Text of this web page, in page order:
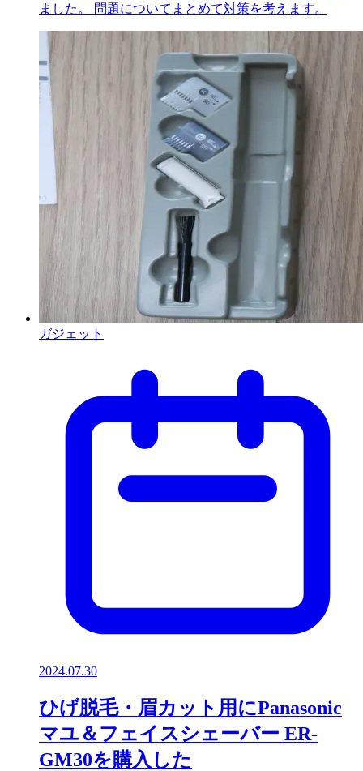
ました。 問題についてまとめて対策を考えます。
ガジェット
2024.07.30
ひげ脱毛・眉カット用にPanasonic
マユ＆フェイスシェーバー ER-
GM30を購入した